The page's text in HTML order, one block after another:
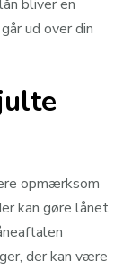
bliver en
ud over din
opmærksom
kan gøre lånet
der kan være